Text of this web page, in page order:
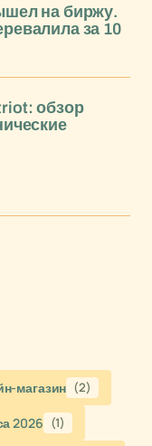
на биржу.
за 10
обзор
магазин (2)
2026 (1)